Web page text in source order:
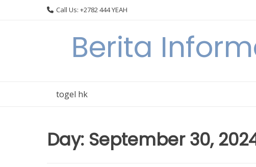
Call Us: +2782 444 YEAH
Berita
togel hk
Day: September 30,